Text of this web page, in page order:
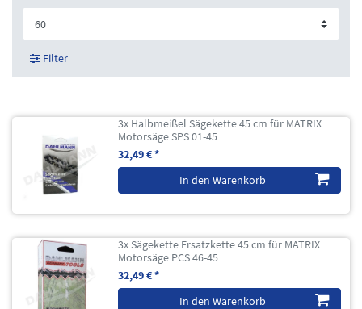
Filter
3x Halbmeißel Sägekette 45 cm für MATRIX
Motorsäge SPS 01-45
32,49 € *
In den Warenkorb
3x Sägekette Ersatzkette 45 cm für MATRIX
Motorsäge PCS 46-45
32,49 € *
In den Warenkorb